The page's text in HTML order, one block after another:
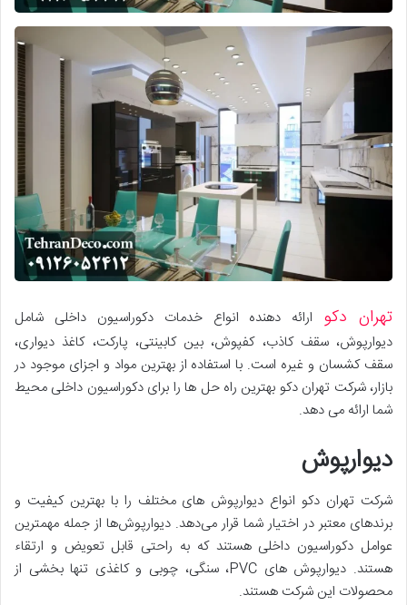
تهران دکو ارائه دهنده انواع خدمات دکوراسیون داخلی شامل
دیوارپوش، سقف کاذب، کفپوش، بین کابینتی، پارکت، کاغذ دیواری،
سقف کشسان و غیره است. با استفاده از بهترین مواد و اجزای موجود در
بازار، شرکت تهران دکو بهترین راه حل ها را برای دکوراسیون داخلی محیط
شما ارائه می دهد.
دیوارپوش
شرکت تهران دکو انواع دیوارپوش های مختلف را با بهترین کیفیت و
برندهای معتبر در اختیار شما قرار می‌دهد. دیوارپوش‌ها از جمله مهمترین
عوامل دکوراسیون داخلی هستند که به راحتی قابل تعویض و ارتقاء
هستند. دیوارپوش های PVC، سنگی، چوبی و کاغذی تنها بخشی از
محصولات این شرکت هستند.